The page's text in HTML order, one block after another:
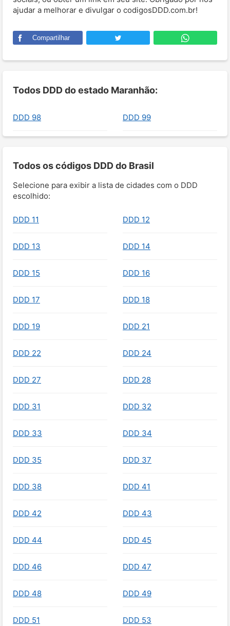
ajudar a melhorar e divulgar o codigosDDD.com.br!
Compartilhar
Todos DDD do estado Maranhão:
DDD 98 DDD 99
Todos os códigos DDD do Brasil
Selecione para exibir a lista de cidades com o DDD
escolhido:
DDD 11 DDD 12
DDD 13 DDD 14
DDD 15 DDD 16
DDD 17 DDD 18
DDD 19 DDD 21
DDD 22 DDD 24
DDD 27 DDD 28
DDD 31 DDD 32
DDD 33 DDD 34
DDD 35 DDD 37
DDD 38 DDD 41
DDD 42 DDD 43
DDD 44 DDD 45
DDD 46 DDD 47
DDD 48 DDD 49
DDD 51 DDD 53